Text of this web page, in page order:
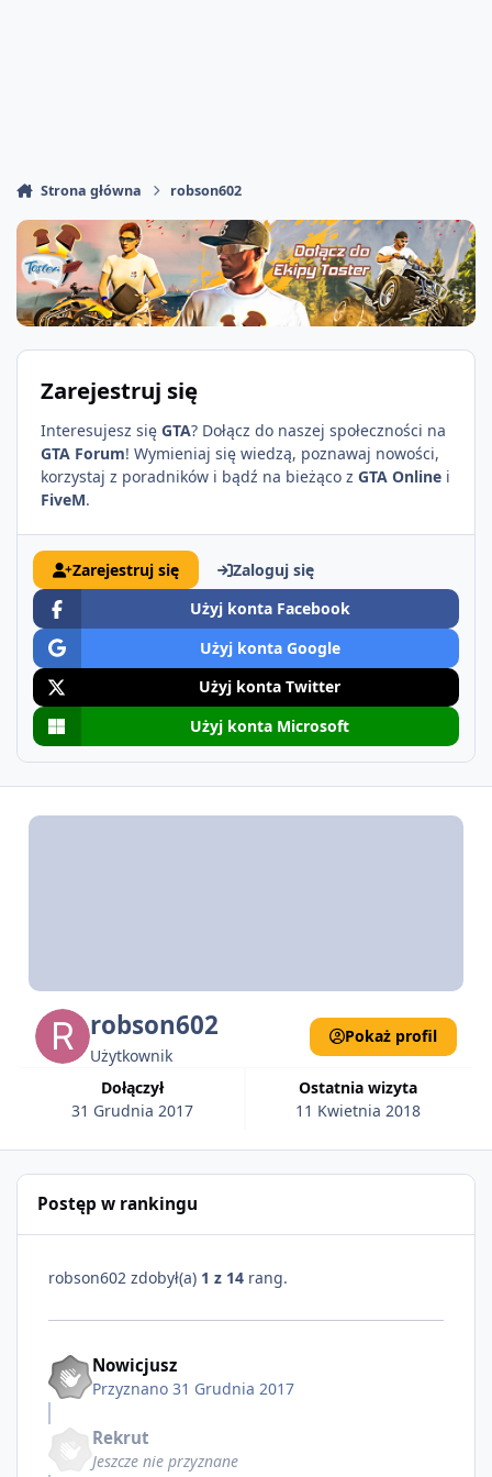
Strona główna robson602
Zarejestruj się
Interesujesz się GTA? Dołącz do naszej społeczności na
GTA Forum! Wymieniaj się wiedzą, poznawaj nowości,
korzystaj z poradników i bądź na bieżąco z GTA Online i
FiveM.
Zarejestruj się
Zaloguj się
Użyj konta Facebook
Użyj konta Google
Użyj konta Twitter
Użyj konta Microsoft
robson602
Użytkownik
Dołączył
31 Grudnia 2017
Ostatnia wizyta
11 Kwietnia 2018
Pokaż profil
Postęp w rankingu
robson602 zdobył(a) 1 z 14 rang.
Nowicjusz
Przyznano 31 Grudnia 2017
Rekrut
Jeszcze nie przyznane